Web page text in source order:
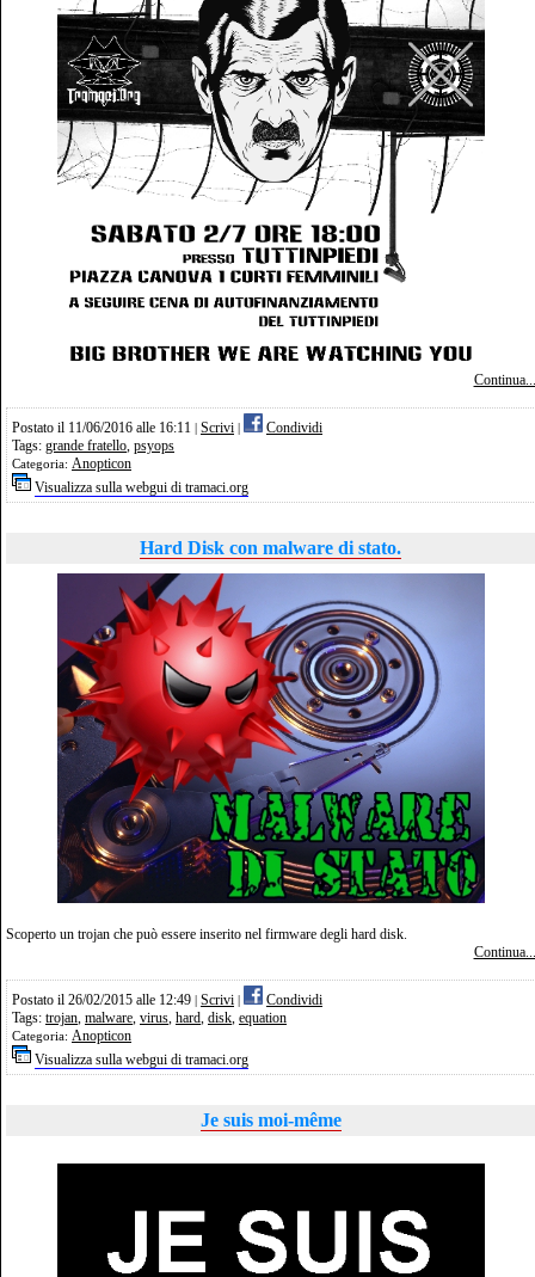
Continua...
Postato il 11/06/2016 alle 16:11 Scrivi
Condividi
Tags: grande fratello, psyops
Categoria: Anopticon
Visualizza sulla webgui di tramaci.org
Hard Disk con malware di stato.
Scoperto un trojan che può essere inserito nel firmware degli hard disk.
Continua...
Postato il 26/02/2015 alle 12:49 Scrivi
Condividi
Tags: trojan, malware, virus, hard, disk, equation
Categoria: Anopticon
Visualizza sulla webgui di tramaci.org
Je suis moi-même